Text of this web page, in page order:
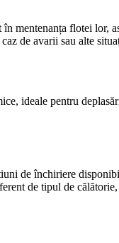
mentenanța flotei lor,
de avarii sau alte
ideale pentru
de închiriere
de tipul de